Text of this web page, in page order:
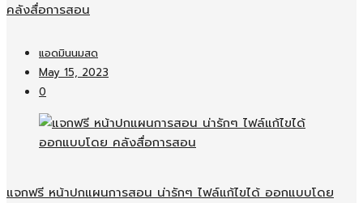
คลังสื่อการสอน
แอดมินนมสด
May 15, 2023
0
แจกฟรี หน้าปกแผนการสอน น่ารักๆ ไฟล์แก้ไขได้ ออกแบบโดย